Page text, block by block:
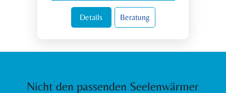
Details Beratung
Nicht den passenden Seelenwärmer